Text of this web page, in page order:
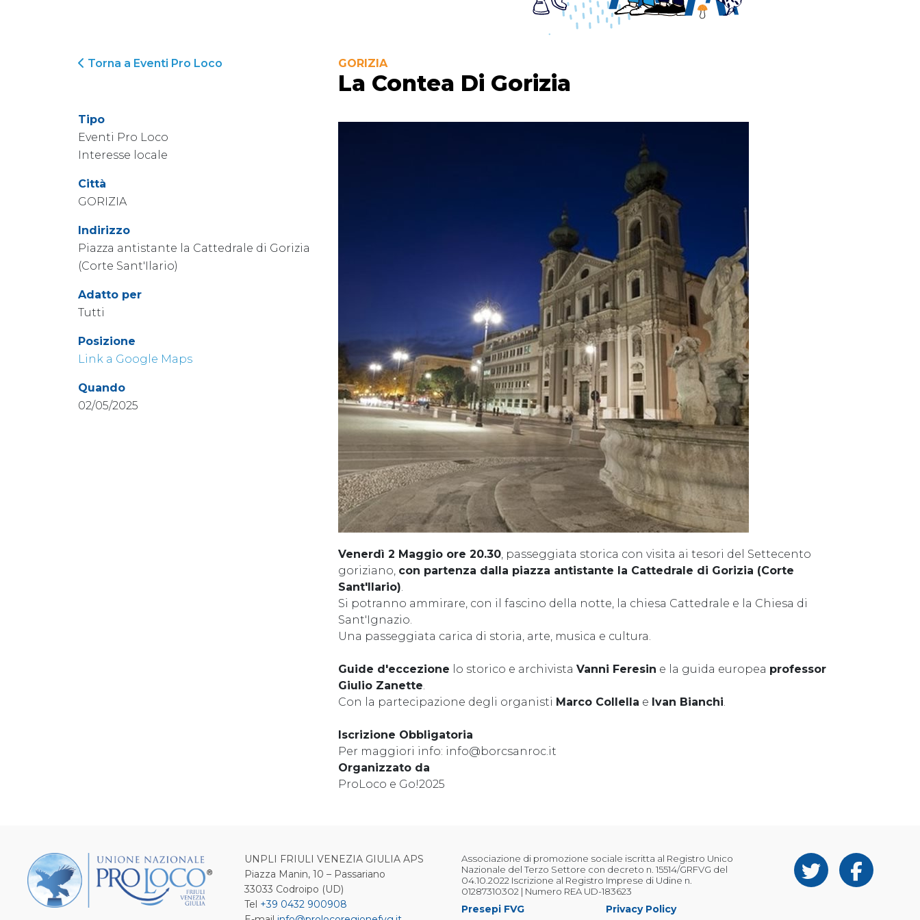
Torna a Eventi Pro Loco
Tipo
Eventi Pro Loco
Interesse locale
Città
GORIZIA
Indirizzo
Piazza antistante la Cattedrale di Gorizia
(Corte Sant'Ilario)
Adatto per
Tutti
Posizione
Link a Google Maps
Quando
02/05/2025
GORIZIA
La Contea Di Gorizia
Venerdì 2 Maggio ore 20.30, passeggiata storica con visita ai tesori del Settecento
goriziano, con partenza dalla piazza antistante la Cattedrale di Gorizia (Corte
Sant'Ilario).
Si potranno ammirare, con il fascino della notte, la chiesa Cattedrale e la Chiesa di
Sant'Ignazio.
Una passeggiata carica di storia, arte, musica e cultura.
Guide d'eccezione lo storico e archivista Vanni Feresin e la guida europea professor
Giulio Zanette.
Con la partecipazione degli organisti Marco Collella e Ivan Bianchi.
Iscrizione Obbligatoria
Per maggiori info: info@borcsanroc.it
Organizzato da
ProLoco e Go!2025
UNPLI FRIULI VENEZIA GIULIA APS
Piazza Manin, 10 – Passariano
33033 Codroipo (UD)
Tel +39 0432 900908
Associazione di promozione sociale iscritta al Registro Unico
Nazionale del Terzo Settore con decreto n. 15514/GRFVG del
04.10.2022 Iscrizione al Registro Imprese di Udine n.
01287310302 | Numero REA UD-183623
Presepi FVG Privacy Policy